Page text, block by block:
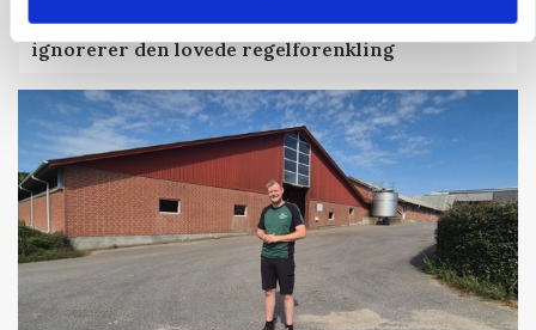
Landmænd drukner i papir, mens Mette F.
ignorerer den lovede regelforenkling